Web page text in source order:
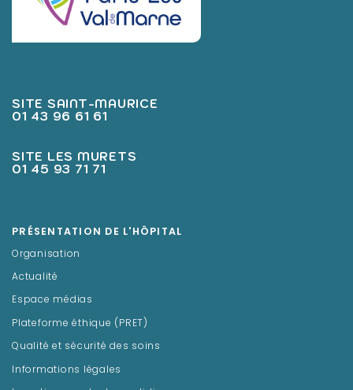
SITE SAINT-MAURICE
01 43 96 61 61
SITE LES MURETS
01 45 93 71 71
PRÉSENTATION DE L'HÔPITAL
Organisation
Actualité
Espace médias
Plateforme éthique (PRET)
Qualité et sécurité des soins
Informations légales